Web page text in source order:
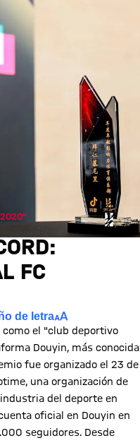
2020"
FC
de letra
como el "club deportivo
Douyin, más conocida
fue organizado el 23 de
una organización de
del deporte en
oficial en Douyin en
seguidores. Desde